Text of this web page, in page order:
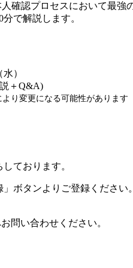
確認プロセスにおいて最強
で解説します。
）
＋Q&A)
り変更になる可能性があります
ております。
ボタンよりご登録ください。
問い合わせください。